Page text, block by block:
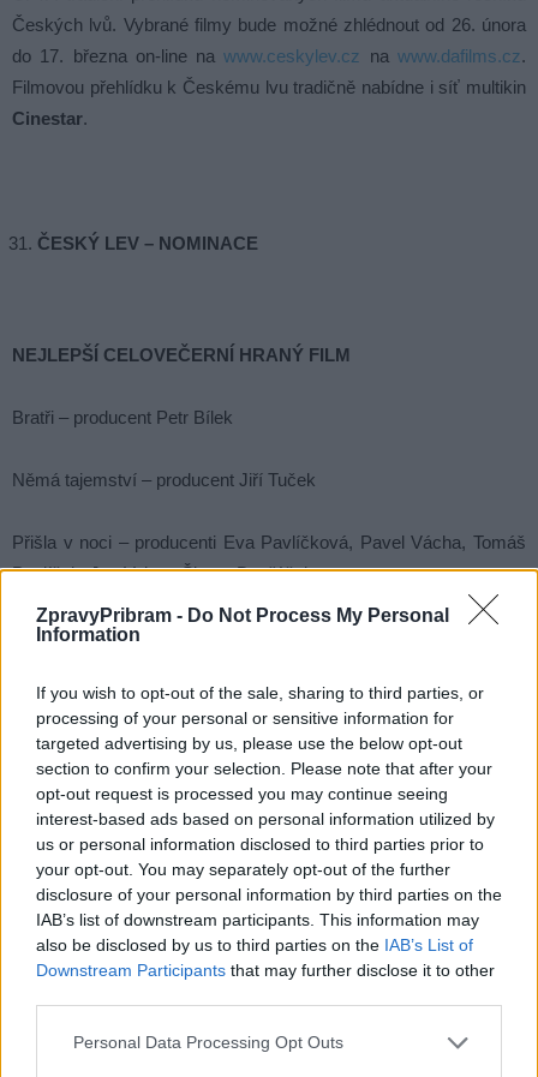
ZpravyPribram - Do Not Process My Personal
Information
If you wish to opt-out of the sale, sharing to third parties, or
processing of your personal or sensitive information for
targeted advertising by us, please use the below opt-out
section to confirm your selection. Please note that after your
opt-out request is processed you may continue seeing
interest-based ads based on personal information utilized by
us or personal information disclosed to third parties prior to
your opt-out. You may separately opt-out of the further
disclosure of your personal information by third parties on the
IAB’s list of downstream participants. This information may
also be disclosed by us to third parties on the IAB’s List of
Downstream Participants that may further disclose it to other
Personal Data Processing Opt Outs
Českých lvů. Vybrané filmy bude možné zhlédnout od 26. února
do 17. března on-line nawww.ceskylev.cz nawww.dafilms.cz.
Filmovou přehlídku k Českému lvu tradičně nabídne i síť multikin
Cinestar.
ČESKÝ LEV – NOMINACE
NEJLEPŠÍ CELOVEČERNÍ HRANÝ FILM
Bratři – producent Petr Bílek
Němá tajemství – producent Jiří Tuček
Přišla v noci – producenti Eva Pavlíčková, Pavel Vácha, Tomáš
Pavlíček, Jan Vejnar, Šimon Dvořáček
Tancuj Matyldo – producentka Nataša Slavíková
Úsvit – producenti Maja Hamplová, Matěj Chlupáček
NEJLEPŠÍ DOKUMENTÁRNÍ FILM
BLIX NOT BOMBS – režie Greta Stocklassa – producenti
Radovan Síbrt, Alžběta Karásková
Moje nebe je horší než tvoje peklo – režie Kateřina Dudová –
producent Vojtěch Komrzý